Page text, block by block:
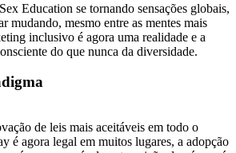
Education se tornando sensações globais,
mudando, mesmo entre as mentes mais
inclusivo é agora uma realidade e a
do que nunca da diversidade.
de leis mais aceitáveis em todo o
é agora legal em muitos lugares, a adopção